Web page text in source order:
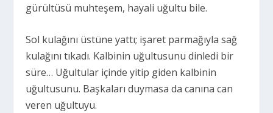
gürültüsü muhteşem, hayali uğultu bile.
Sol kulağını üstüne yattı; işaret parmağıyla sağ
kulağını tıkadı. Kalbinin uğultusunu dinledi bir
süre… Uğultular içinde yitip giden kalbinin
uğultusunu. Başkaları duymasa da canına can
veren uğultuyu.